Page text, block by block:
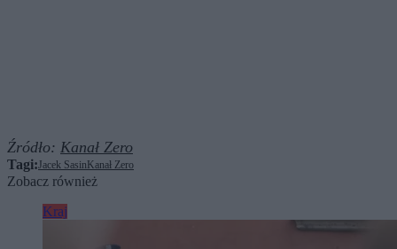
Źródło: Kanał Zero
Tagi:Jacek Sasin Kanał Zero
Zobacz również
Kraj